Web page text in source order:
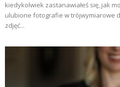
kiedykolwiek zastanawiałeś się, jak
ulubione fotografie w trójwymiarowe
zdjęć...